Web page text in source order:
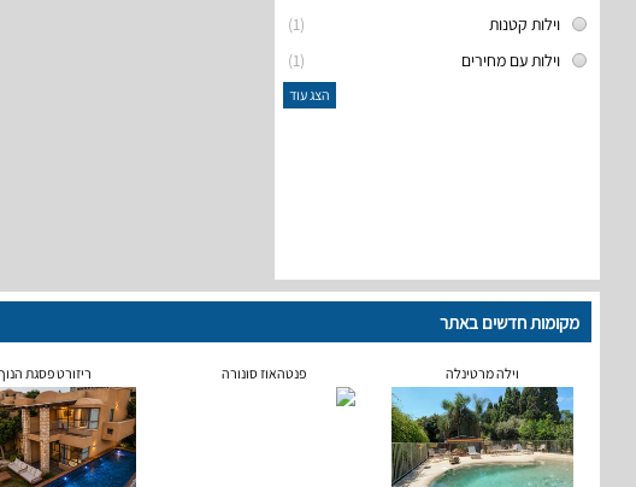
(1)
וילות קטנות
(1)
וילות עם מחירים
הצג עוד
מקומות חדשים באתר
וילה מרטינלה פנטהאוז סונורה ריזורט פסגת